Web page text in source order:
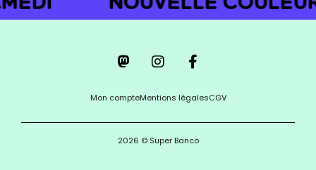
Mon compteMentions légalesCGV
2026 © Super Banco